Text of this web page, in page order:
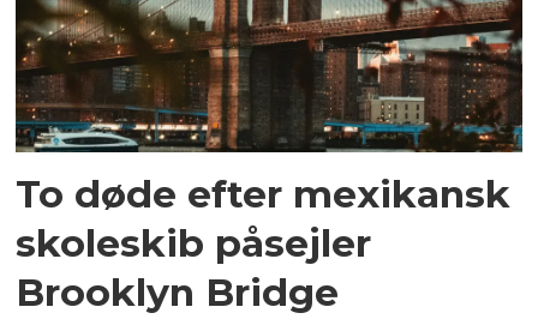
To døde efter mexikansk
skoleskib påsejler
Brooklyn Bridge